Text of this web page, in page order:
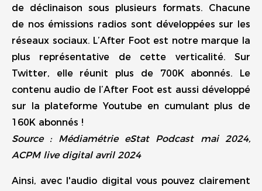
de déclinaison sous plusieurs formats. Chacune
de nos émissions radios sont développées sur les
réseaux sociaux. L’After Foot est notre marque la
plus représentative de cette verticalité. Sur
Twitter, elle réunit plus de 700K abonnés. Le
contenu audio de l’After Foot est aussi développé
sur la plateforme Youtube en cumulant plus de
160K abonnés !
Source : Médiamétrie eStat Podcast mai 2024,
ACPM live digital avril 2024
Ainsi, avec l'audio digital vous pouvez clairement